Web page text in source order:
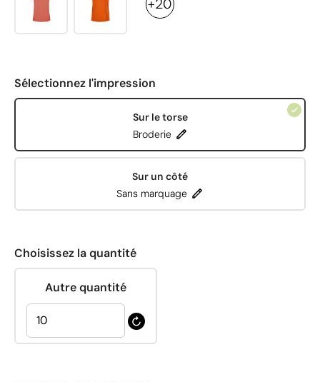
+20
Sélectionnez l'impression
Sur le torse
Broderie
Sur un côté
Sans marquage
Choisissez la quantité
Autre quantité